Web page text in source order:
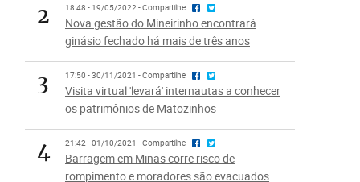
2 18:48 - 19/05/2022 - Compartilhe
Nova gestão do Mineirinho encontrará
ginásio fechado há mais de três anos
3 17:50 - 30/11/2021 - Compartilhe
Visita virtual 'levará' internautas a conhecer
os patrimônios de Matozinhos
4 21:42 - 01/10/2021 - Compartilhe
Barragem em Minas corre risco de
rompimento e moradores são evacuados